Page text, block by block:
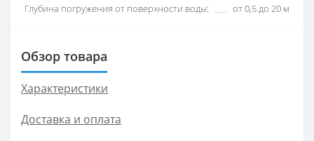
Глубина погружения от поверхности воды:
от 0,5 до 20 м
Обзор товара
Характеристики
Доставка и оплата